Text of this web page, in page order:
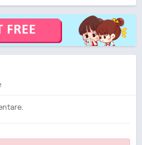
Yuusha no Kuzu ITA - Yuusha no Kuzu
SUB ITA - Yuusha no Kuzu Streaming
no Kuzu Streaming & Download SUB ITA
- Yuusha no Kuzu Fansub ITA - Yuusha
no Kuzu Sottotitoli Italiani - Lista Episodi
no Kuzu ITA - Yuusha no Kuzu
Episodio
Kuzu Download Episodio